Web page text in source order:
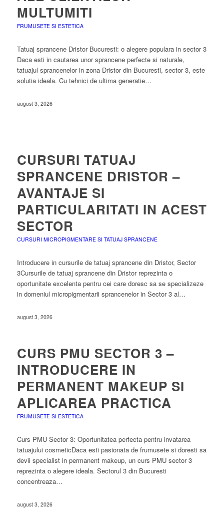
MULTUMITI
FRUMUSETE SI ESTETICA
Tatuaj sprancene Dristor Bucuresti: o alegere populara in sector 3
Daca esti in cautarea unor sprancene perfecte si naturale,
tatuajul sprancenelor in zona Dristor din Bucuresti, sector 3, este
solutia ideala. Cu tehnici de ultima generatie…
august 3, 2026
CURSURI TATUAJ
SPRANCENE DRISTOR –
AVANTAJE SI
PARTICULARITATI IN ACEST
SECTOR
CURSURI MICROPIGMENTARE SI TATUAJ SPRANCENE
Introducere in cursurile de tatuaj sprancene din Dristor, Sector
3Cursurile de tatuaj sprancene din Dristor reprezinta o
oportunitate excelenta pentru cei care doresc sa se specializeze
in domeniul micropigmentarii sprancenelor in Sector 3 al…
august 3, 2026
CURS PMU SECTOR 3 –
INTRODUCERE IN
PERMANENT MAKEUP SI
APLICAREA PRACTICA
FRUMUSETE SI ESTETICA
Curs PMU Sector 3: Oportunitatea perfecta pentru invatarea
tatuajului cosmeticDaca esti pasionata de frumusete si doresti sa
devii specialist in permanent makeup, un curs PMU sector 3
reprezinta o alegere ideala. Sectorul 3 din Bucuresti
concentreaza…
august 3, 2026